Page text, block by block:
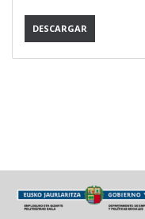
DESCARGAR